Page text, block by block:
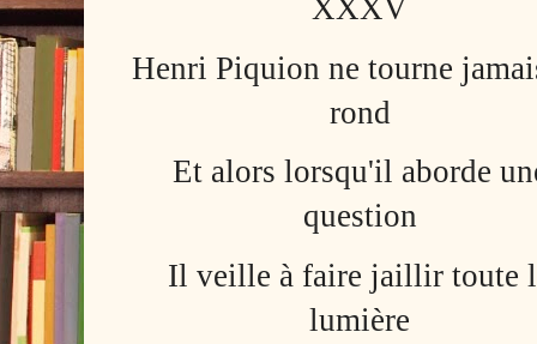
XXXV
Henri Piquion ne tourne
rond
Et alors lorsqu'il aborde
question
Il veille à faire jaillir toute
lumière